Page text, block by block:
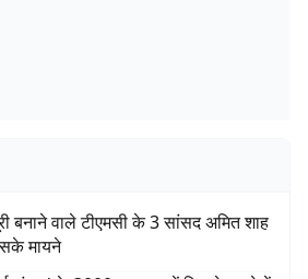
बनाने वाले टीएमसी के 3 सांसद अमित शाह
मायने